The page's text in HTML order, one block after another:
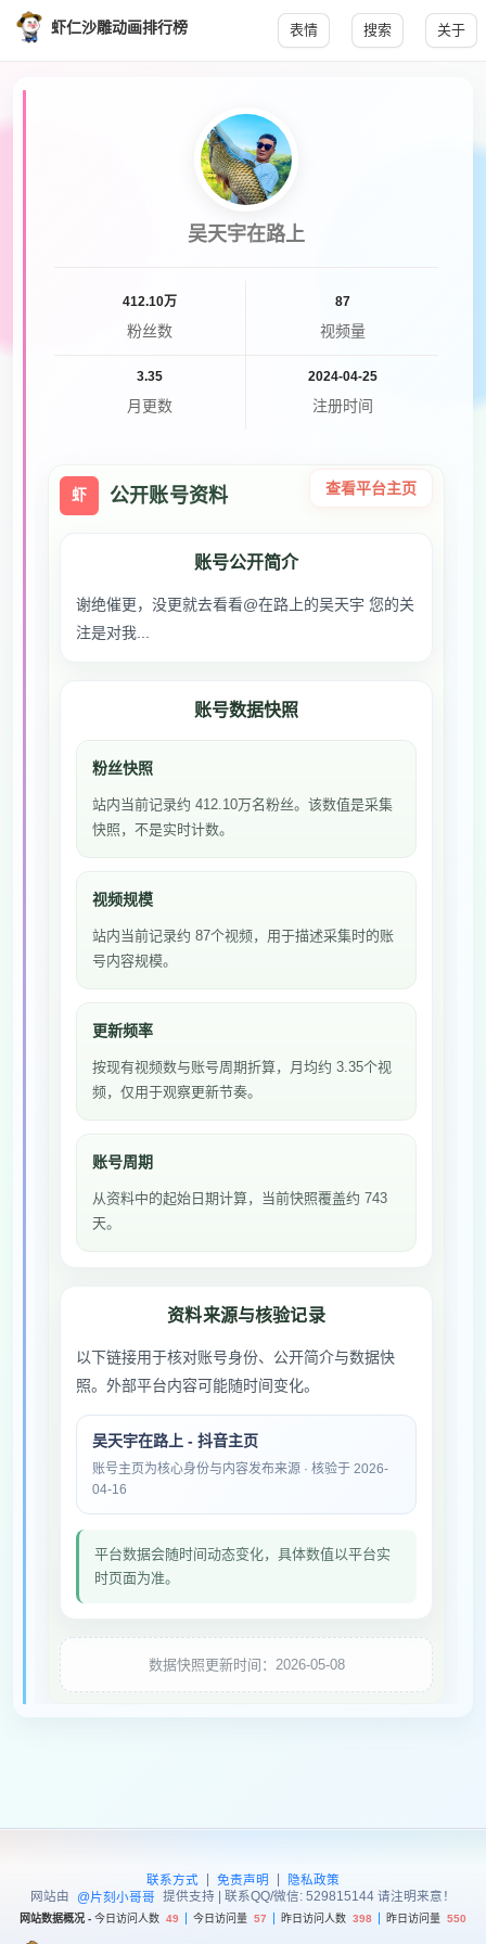
虾仁沙雕动画排行榜 表情 搜索 关于
吴天宇在路上
412.10万
粉丝数
87
视频量
3.35
月更数
2024-04-25
注册时间
虾 公开账号资料 查看平台主页
账号公开简介
谢绝催更，没更就去看看@在路上的吴天宇 您的关
注是对我...
账号数据快照
粉丝快照
站内当前记录约 412.10万名粉丝。该数值是采集
快照，不是实时计数。
视频规模
站内当前记录约 87个视频，用于描述采集时的账
号内容规模。
更新频率
按现有视频数与账号周期折算，月均约 3.35个视
频，仅用于观察更新节奏。
账号周期
从资料中的起始日期计算，当前快照覆盖约 743
天。
资料来源与核验记录
以下链接用于核对账号身份、公开简介与数据快
照。外部平台内容可能随时间变化。
吴天宇在路上 - 抖音主页
账号主页为核心身份与内容发布来源 · 核验于 2026-
04-16
平台数据会随时间动态变化，具体数值以平台实
时页面为准。
数据快照更新时间：2026-05-08
联系方式 | 免责声明 |
隐私政策
网站由
@片刻小哥哥 提供支持 | 联系QQ/微信: 529815144 请注明来意！
网站数据概况 - 今日访问人数 49 今日访问量 57 昨日访问人数 398 昨日访问量 550